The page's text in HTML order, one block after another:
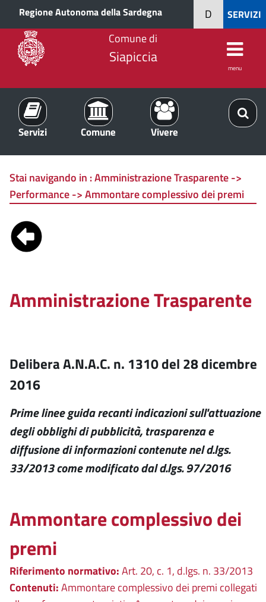
Regione Autonoma della Sardegna SERVIZI
D
Comune di
Siapiccia
menu
Servizi Comune Vivere
Stai navigando in :Amministrazione Trasparente ->
Performance -> Ammontare complessivo dei premi
Amministrazione Trasparente
Delibera A.N.A.C. n. 1310 del 28 dicembre
2016
Prime linee guida recanti indicazioni sull'attuazione
degli obblighi di pubblicità, trasparenza e
diffusione di informazioni contenute nel d.lgs.
33/2013 come modificato dal d.lgs. 97/2016
Ammontare complessivo dei
premi
Riferimento normativo:Art. 20, c. 1, d.lgs. n. 33/2013
Contenuti:Ammontare complessivo dei premi collegati